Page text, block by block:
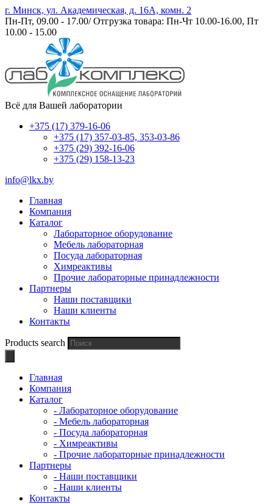
г. Минск, ул. Академическая, д. 16А, комн. 2
Пн-Пт, 09.00 - 17.00/ Отгрузка товара: Пн-Чт 10.00-16.00, Пт
10.00 - 15.00
Всё для Вашей лаборатории
+375 (17) 379-16-06
+375 (17) 357-03-85, 353-03-86
+375 (29) 392-16-06
+375 (29) 158-13-23
info@lkx.by
Главная
Компания
Каталог
Лабораторное оборудование
Мебель лабораторная
Посуда лабораторная
Химреактивы
Прочие лабораторные принадлежности
Партнеры
Наши поставщики
Наши клиенты
Контакты
Products search
Главная
Компания
Каталог
- Лабораторное оборудование
- Мебель лабораторная
- Посуда лабораторная
- Химреактивы
- Прочие лабораторные принадлежности
Партнеры
- Наши поставщики
- Наши клиенты
Контакты